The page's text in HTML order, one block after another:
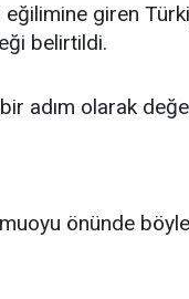
giren
belirtildi.
adım olarak
önünde